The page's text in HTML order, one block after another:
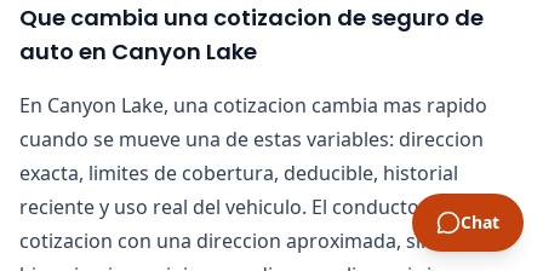
Que cambia una cotizacion de seguro de
auto en Canyon Lake
En Canyon Lake, una cotizacion cambia mas rapido
cuando se mueve una de estas variables: direccion
exacta, limites de cobertura, deducible, historial
reciente y uso real del vehiculo. El conductor que pide
cotizacion con una direccion aproximada, sin definir
Chat